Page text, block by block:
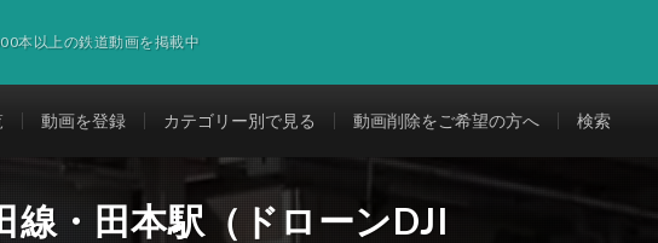
本以上の鉄道動画を掲載中
動画を登録 カテゴリー別で見る 動画削除をご希望の方へ 検索
線・田本駅（ドローンDJI